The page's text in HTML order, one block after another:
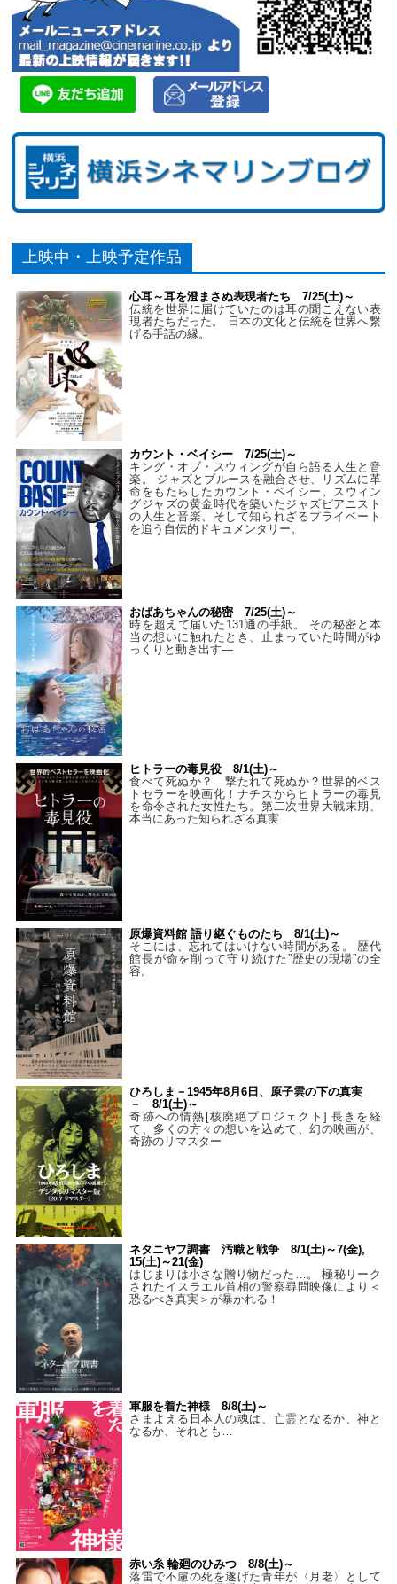
上映中・上映予定作品
心耳～耳を澄まさぬ表現者たち 7/25(土)～
伝統を世界に届けていたのは耳の聞こえない表
現者たちだった。 日本の文化と伝統を世界へ繋
げる手話の縁。
カウント・ベイシー 7/25(土)～
キング・オブ・スウィングが自ら語る人生と音
楽。 ジャズとブルースを融合させ、リズムに革
命をもたらしたカウント・ベイシー。スウィン
グジャズの黄金時代を築いたジャズピアニスト
の人生と音楽、そして知られざるプライベート
を追う自伝的ドキュメンタリー。
おばあちゃんの秘密 7/25(土)～
時を超えて届いた131通の手紙。 その秘密と本
当の想いに触れたとき、止まっていた時間がゆ
っくりと動き出す―
ヒトラーの毒見役 8/1(土)～
食べて死ぬか？ 撃たれて死ぬか？世界的ベス
トセラーを映画化！ナチスからヒトラーの毒見
を命令された女性たち。第二次世界大戦末期、
本当にあった知られざる真実
原爆資料館 語り継ぐものたち 8/1(土)～
そこには、忘れてはいけない時間がある。 歴代
館長が命を削って守り続けた”歴史の現場”の全
容。
ひろしま－1945年8月6日、原子雲の下の真実
－ 8/1(土)～
奇跡への情熱[核廃絶プロジェクト] 長きを経
て、多くの方々の想いを込めて、幻の映画が、
奇跡のリマスター
ネタニヤフ調書 汚職と戦争 8/1(土)～7(金),
15(土)～21(金)
はじまりは小さな贈り物だった…。 極秘リーク
されたイスラエル首相の警察尋問映像により＜
恐るべき真実＞が暴かれる！
軍服を着た神様 8/8(土)～
さまよえる日本人の魂は、亡霊となるか、神と
なるか、それとも…
赤い糸 輪廻のひみつ 8/8(土)～
落雷で不慮の死を遂げた青年が〈月老〉として